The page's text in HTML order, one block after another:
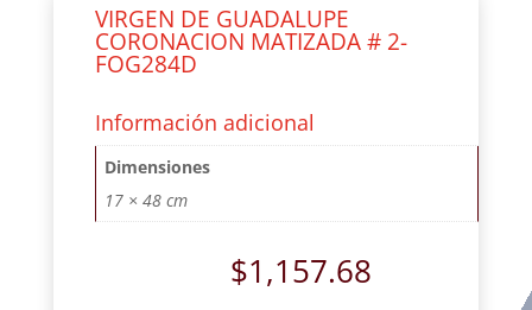
VIRGEN DE GUADALUPE
CORONACION MATIZADA # 2-
FOG284D
Información adicional
Dimensiones
17 × 48 cm
$1,157.68